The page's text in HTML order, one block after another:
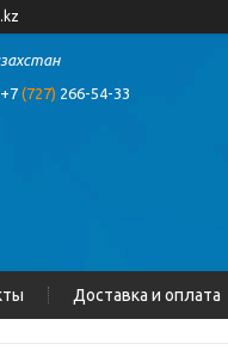
+7 (727) 266-54-33
Доставка и оплата